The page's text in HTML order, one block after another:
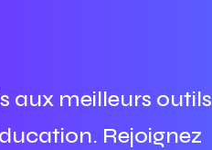
aux meilleurs outils
Rejoignez